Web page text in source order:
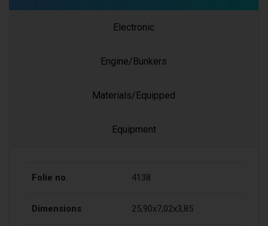
Electronic
Engine/Bunkers
Materials/Equipped
Equipment
Folie no. 4138
Dimensions 25,90x7,02x3,85